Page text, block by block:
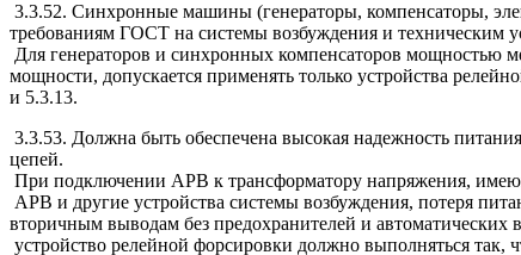
3.3.52. Синхронные машины (генераторы, компенсаторы,
требованиям ГОСТ на системы возбуждения и техническим
Для генераторов и синхронных компенсаторов мощностью
мощности, допускается применять только устройства
и 5.3.13.
3.3.53. Должна быть обеспечена высокая надежность
цепей.
При подключении АРВ к трансформатору напряжения,
АРВ и другие устройства системы возбуждения, потеря
вторичным выводам без предохранителей и автоматических
устройство релейной форсировки должно выполняться